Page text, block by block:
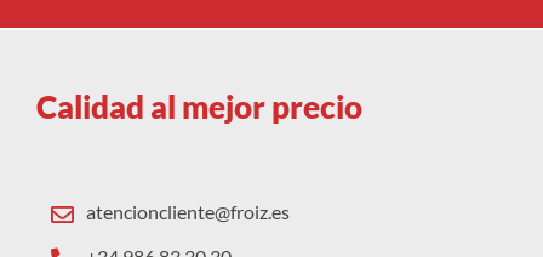
Calidad al mejor precio
atencioncliente@froiz.es